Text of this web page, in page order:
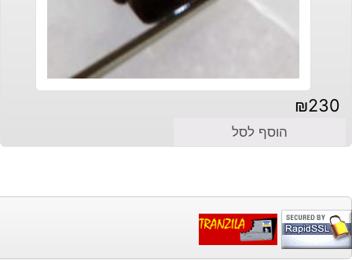
₪230
הוסף לסל